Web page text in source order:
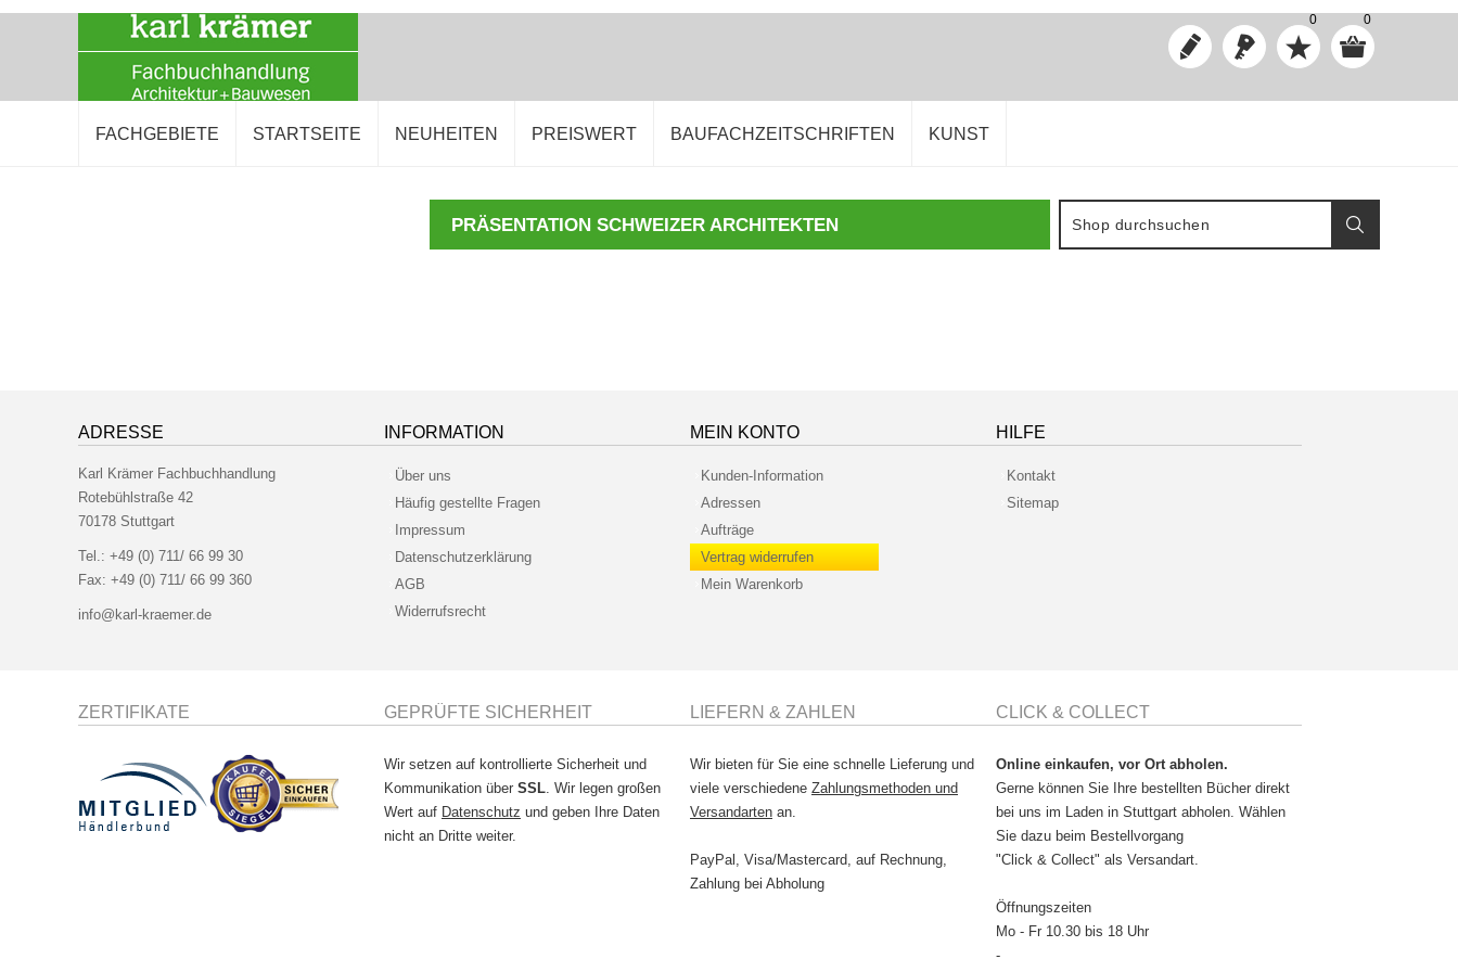
0 0
FACHGEBIETE STARTSEITE NEUHEITEN PREISWERT BAUFACHZEITSCHRIFTEN KUNST
PRÄSENTATION SCHWEIZER ARCHITEKTEN
ADRESSE
Karl Krämer Fachbuchhandlung
Rotebühlstraße 42
70178 Stuttgart
Tel.: +49 (0) 711/ 66 99 30
Fax: +49 (0) 711/ 66 99 360
info@karl-kraemer.de
INFORMATION
Über uns
Häufig gestellte Fragen
Impressum
Datenschutzerklärung
AGB
Widerrufsrecht
MEIN KONTO
Kunden-Information
Adressen
Aufträge
Vertrag widerrufen
Mein Warenkorb
HILFE
Kontakt
Sitemap
ZERTIFIKATE GEPRÜFTE SICHERHEIT
Wir setzen auf kontrollierte Sicherheit und
Kommunikation über SSL. Wir legen großen
Wert auf Datenschutz und geben Ihre Daten
nicht an Dritte weiter.
LIEFERN & ZAHLEN
Wir bieten für Sie eine schnelle Lieferung und
viele verschiedene Zahlungsmethoden und
Versandarten an.
PayPal, Visa/Mastercard, auf Rechnung,
Zahlung bei Abholung
CLICK & COLLECT
Online einkaufen, vor Ort abholen.
Gerne können Sie Ihre bestellten Bücher direkt
bei uns im Laden in Stuttgart abholen. Wählen
Sie dazu beim Bestellvorgang
"Click & Collect" als Versandart.
Öffnungszeiten
Mo - Fr 10.30 bis 18 Uhr
-